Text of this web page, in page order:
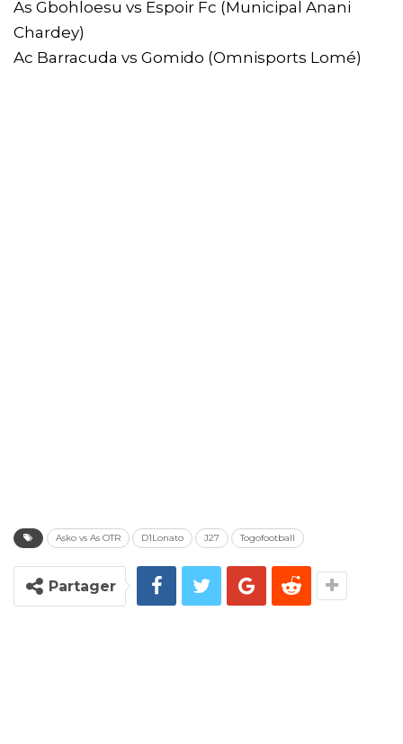
As Gbohloesu vs Espoir Fc (Municipal Anani
Chardey)
Ac Barracuda vs Gomido (Omnisports Lomé)
Asko vs As OTR D1Lonato J27 Togofootball
Partager